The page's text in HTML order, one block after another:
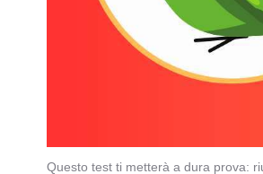
Questo test ti metterà a dura prova: